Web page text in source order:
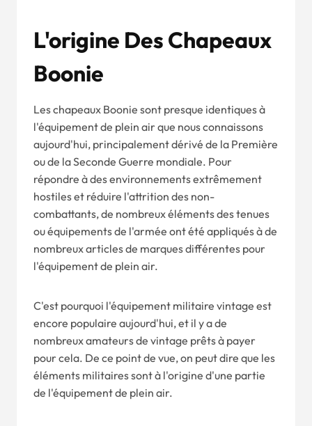
L'origine Des Chapeaux
Boonie
Les chapeaux Boonie sont presque identiques à
l'équipement de plein air que nous connaissons
aujourd'hui, principalement dérivé de la Première
ou de la Seconde Guerre mondiale. Pour
répondre à des environnements extrêmement
hostiles et réduire l'attrition des non-
combattants, de nombreux éléments des tenues
ou équipements de l'armée ont été appliqués à de
nombreux articles de marques différentes pour
l'équipement de plein air.
C'est pourquoi l'équipement militaire vintage est
encore populaire aujourd'hui, et il y a de
nombreux amateurs de vintage prêts à payer
pour cela. De ce point de vue, on peut dire que les
éléments militaires sont à l'origine d'une partie
de l'équipement de plein air.